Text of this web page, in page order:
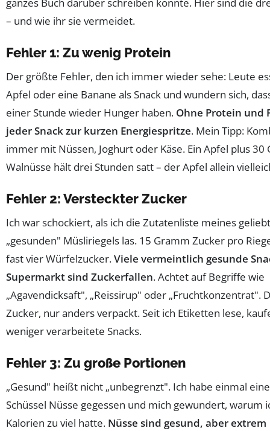
ganzes Buch darüber schreiben könnte. Hier sind die
– und wie ihr sie vermeidet.
Fehler 1: Zu wenig Protein
Der größte Fehler, den ich immer wieder sehe: Leute
Apfel oder eine Banane als Snack und wundern sich,
einer Stunde wieder Hunger haben. Ohne Protein und
jeder Snack zur kurzen Energiespritze. Mein Tipp:
immer mit Nüssen, Joghurt oder Käse. Ein Apfel plus 30
Walnüsse hält drei Stunden satt – der Apfel allein
Fehler 2: Versteckter Zucker
Ich war schockiert, als ich die Zutatenliste meines
„gesunden" Müsliriegels las. 15 Gramm Zucker pro
fast vier Würfelzucker.Viele vermeintlich gesunde
Supermarkt sind Zuckerfallen. Achtet auf Begriffe wie
„Agavendicksaft", „Reissirup" oder „Fruchtkonzentrat".
Zucker, nur anders verpackt. Seit ich Etiketten lese,
weniger verarbeitete Snacks.
Fehler 3: Zu große Portionen
„Gesund" heißt nicht „unbegrenzt". Ich habe einmal
Schüssel Nüsse gegessen und mich gewundert, warum
Kalorien zu viel hatte. Nüsse sind gesund, aber extrem